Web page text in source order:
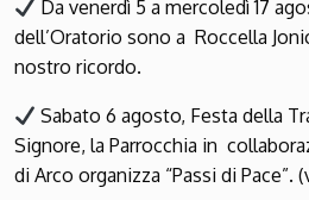
Da venerdì 5 a mercoledì 17
dell’Oratorio sono a Roccella
nostro ricordo.
Sabato 6 agosto, Festa della
Signore, la Parrocchia in
di Arco organizza “Passi di Pace”.